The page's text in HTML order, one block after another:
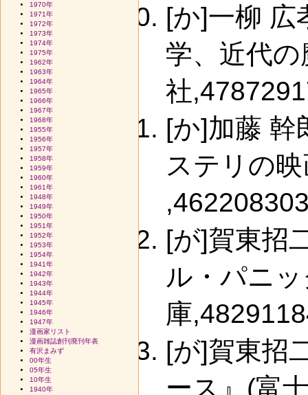
[か]一柳 広
学、近代
社
[か]加藤 幹
ステリの
[が]賀東招
ル・パニ
庫
[が]賀東招
ース』(富
1970年
1971年
1972年
1973年
1974年
1975年
1962年
1963年
1964年
1965年
1966年
1967年
1968年
1955年
1956年
1957年
1958年
1959年
1960年
1961年
1948年
1949年
1950年
1951年
1952年
1953年
1954年
1941年
1942年
1943年
1944年
1945年
1946年
1947年
漫画家リスト
漫画雑誌創刊廃刊年表
有沢まみず
00年生
05年生
10年生
1940年